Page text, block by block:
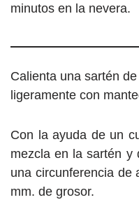
minutos en la nevera.
Calienta una sartén
ligeramente con
Con la ayuda de un
mezcla en la sartén y
una circunferencia de
mm. de grosor.